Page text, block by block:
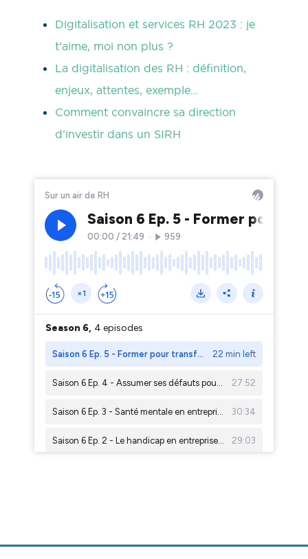
Digitalisation et services RH 2023 : je
t’aime, moi non plus ?
La digitalisation des RH : définition,
enjeux, attentes, exemple…
Comment convaincre sa direction
d’investir dans un SIRH